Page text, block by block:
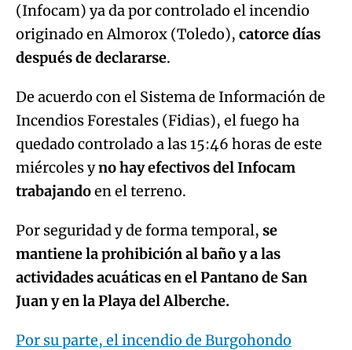
(Infocam) ya da por controlado el incendio
originado en Almorox (Toledo), catorce días
después de declararse.
De acuerdo con el Sistema de Información de
Incendios Forestales (Fidias), el fuego ha
quedado controlado a las 15:46 horas de este
miércoles yno hay efectivos del Infocam
trabajandoen el terreno.
Por seguridad y de forma temporal, se
mantiene la prohibición al baño y a las
actividades acuáticas en el Pantano de San
Juan y en la Playa del Alberche.
Por su parte, el incendio de Burgohondo